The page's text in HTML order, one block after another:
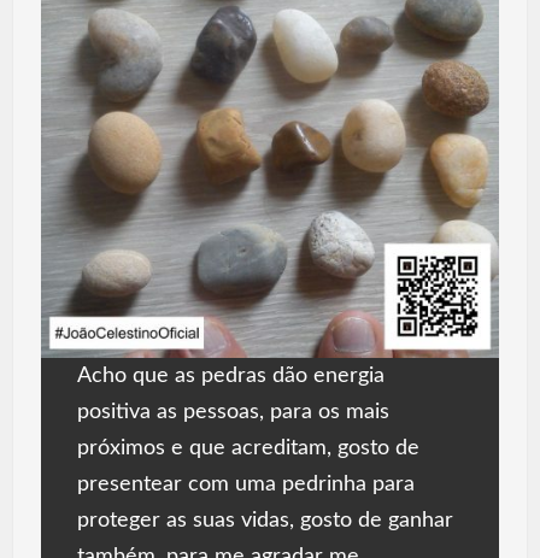
Acho que as pedras dão energia
positiva as pessoas, para os mais
próximos e que acreditam, gosto de
presentear com uma pedrinha para
proteger as suas vidas, gosto de ganhar